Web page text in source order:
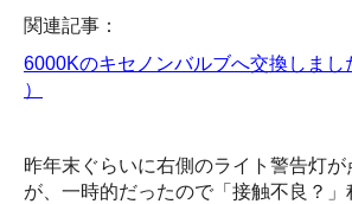
関連記事：
6000Kのキセノンバルブへ交換しまし
）
昨年末ぐらいに右側のライト警告灯が
が、一時的だったので「接触不良？」